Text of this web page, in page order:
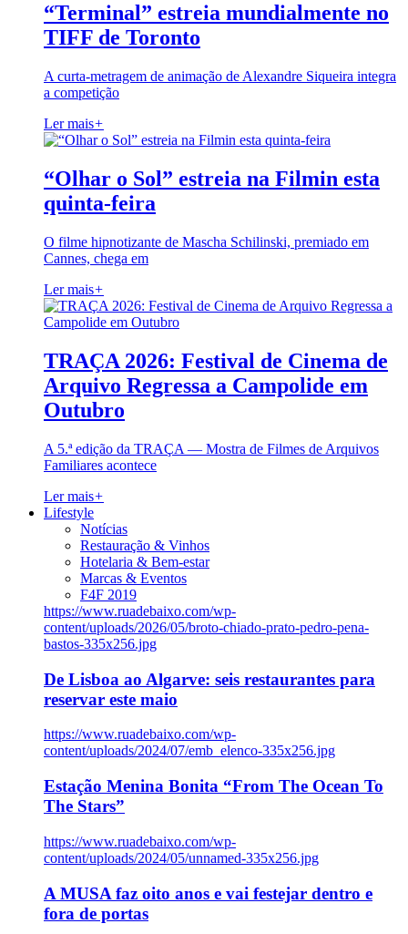
“Terminal” estreia mundialmente no
TIFF de Toronto
A curta-metragem de animação de Alexandre Siqueira integra
a competição
Ler mais+
“Olhar o Sol” estreia na Filmin esta
quinta-feira
O filme hipnotizante de Mascha Schilinski, premiado em
Cannes, chega em
Ler mais+
TRAÇA 2026: Festival de Cinema de
Arquivo Regressa a Campolide em
Outubro
A 5.ª edição da TRAÇA — Mostra de Filmes de Arquivos
Familiares acontece
Ler mais+
Lifestyle
Notícias
Restauração & Vinhos
Hotelaria & Bem-estar
Marcas & Eventos
F4F 2019
https://www.ruadebaixo.com/wp-
content/uploads/2026/05/broto-chiado-prato-pedro-pena-
bastos-335x256.jpg
De Lisboa ao Algarve: seis restaurantes para
reservar este maio
https://www.ruadebaixo.com/wp-
content/uploads/2024/07/emb_elenco-335x256.jpg
Estação Menina Bonita “From The Ocean To
The Stars”
https://www.ruadebaixo.com/wp-
content/uploads/2024/05/unnamed-335x256.jpg
A MUSA faz oito anos e vai festejar dentro e
fora de portas